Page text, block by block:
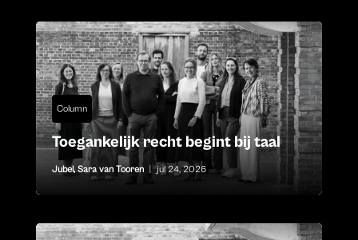
Column
Toegankelijk recht begint bij taal
Jubel, Sara van Tooren | jul 24, 2026